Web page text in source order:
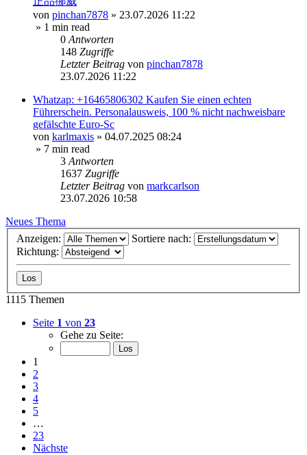
von pinchan7878 » 23.07.2026 11:22
» 1 min read
0 Antworten
148 Zugriffe
Letzter Beitrag von pinchan7878
23.07.2026 11:22
Whatzap: +16465806302 Kaufen Sie einen echten
Führerschein. Personalausweis, 100 % nicht nachweisbare
gefälschte Euro-Sc
von karlmaxis » 04.07.2025 08:24
» 7 min read
3 Antworten
1637 Zugriffe
Letzter Beitrag von markcarlson
23.07.2026 10:58
Neues Thema
Anzeigen:
Sortiere nach:
Richtung:
1115 Themen
Seite 1 von 23
Gehe zu Seite:
1
2
3
4
5
…
23
Nächste